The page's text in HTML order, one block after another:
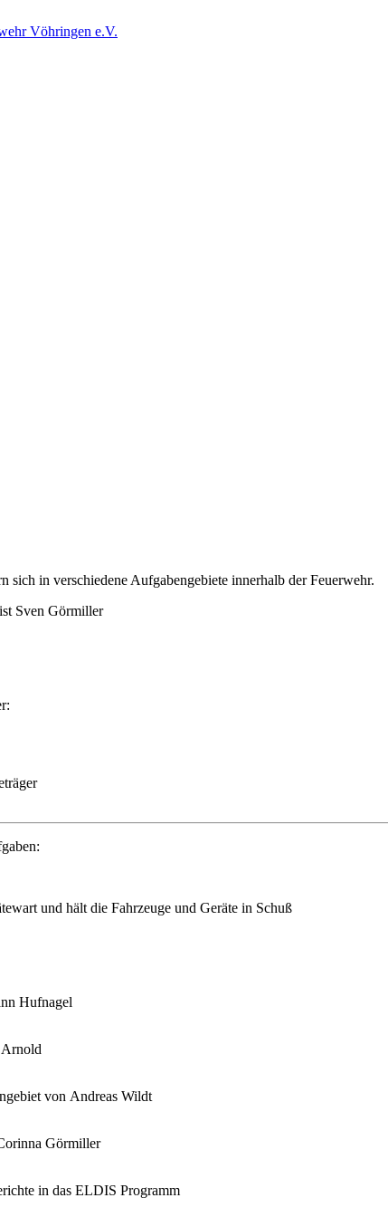
Vöhringen e.V.
in verschiedene Aufgabengebiete innerhalb der Feuerwehr.
Sven Görmiller
und hält die Fahrzeuge und Geräte in Schuß
Hufnagel
von Andreas Wildt
Görmiller
in das ELDIS Programm